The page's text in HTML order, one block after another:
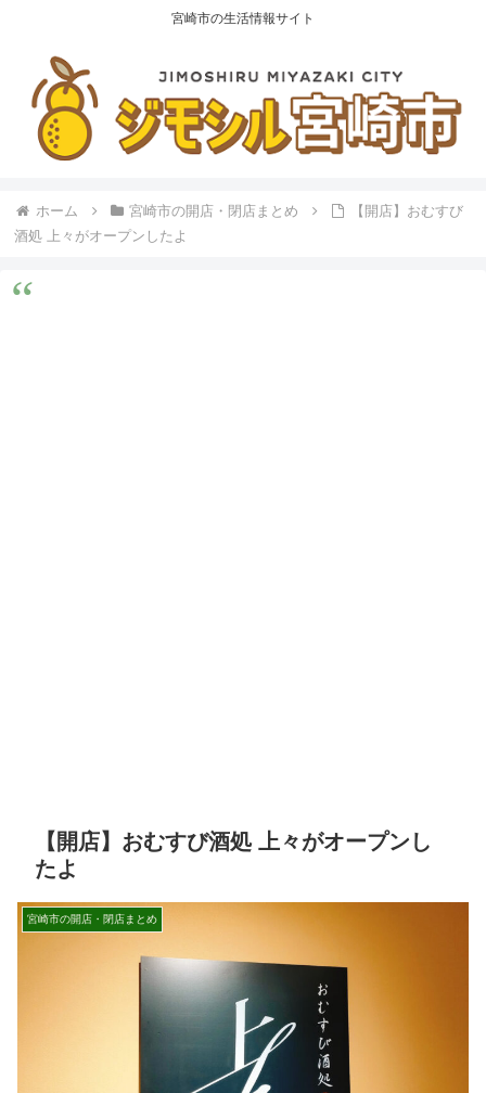
宮崎市の生活情報サイト
ホーム 宮崎市の開店・閉店まとめ
【開店】おむすび
酒処 上々がオープンしたよ
【開店】おむすび酒処 上々がオープンし
たよ
宮崎市の開店・閉店まとめ